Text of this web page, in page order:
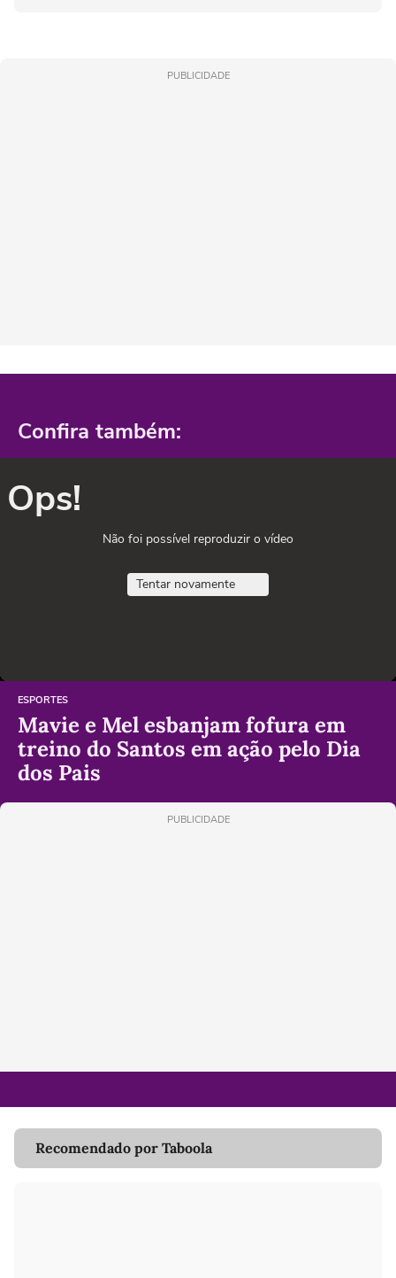
PUBLICIDADE
Confira também:
Ops!
Não foi possível reproduzir o vídeo
Tentar novamente
ESPORTES
Mavie e Mel esbanjam fofura em
treino do Santos em ação pelo Dia
dos Pais
PUBLICIDADE
Recomendado por Taboola